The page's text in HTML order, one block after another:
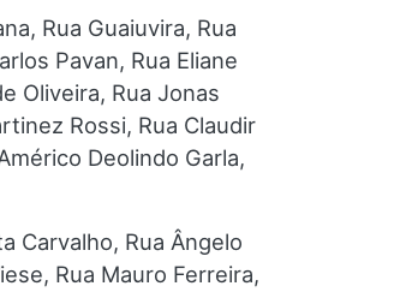
Rua Guaiuvira, Rua
Pavan, Rua Eliane
Oliveira, Rua Jonas
Rossi, Rua Claudir
Deolindo Garla,
Carvalho, Rua Ângelo
Rua Mauro Ferreira,